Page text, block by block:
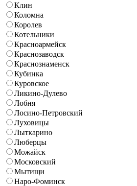
Клин
Коломна
Королев
Котельники
Красноармейск
Краснозаводск
Краснознаменск
Кубинка
Куровское
Ликино-Дулево
Лобня
Лосино-Петровский
Луховицы
Лыткарино
Люберцы
Можайск
Московский
Мытищи
Наро-Фоминск